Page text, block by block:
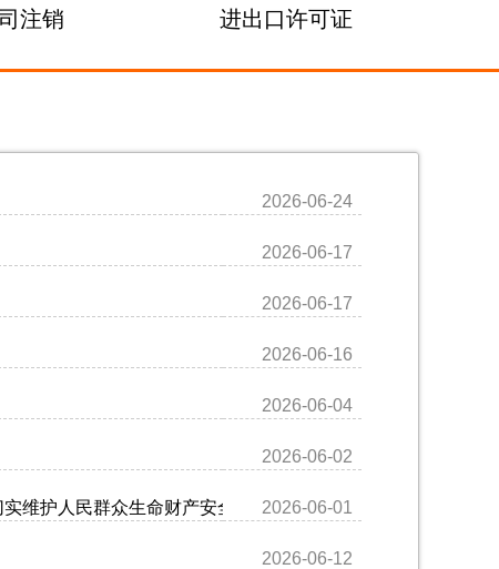
注销 进出口许可证
2026-06-24
2026-06-17
2026-06-17
2026-06-16
2026-06-04
2026-06-02
维护人民群众生命财产安全和社会大局稳定
2026-06-01
2026-06-12